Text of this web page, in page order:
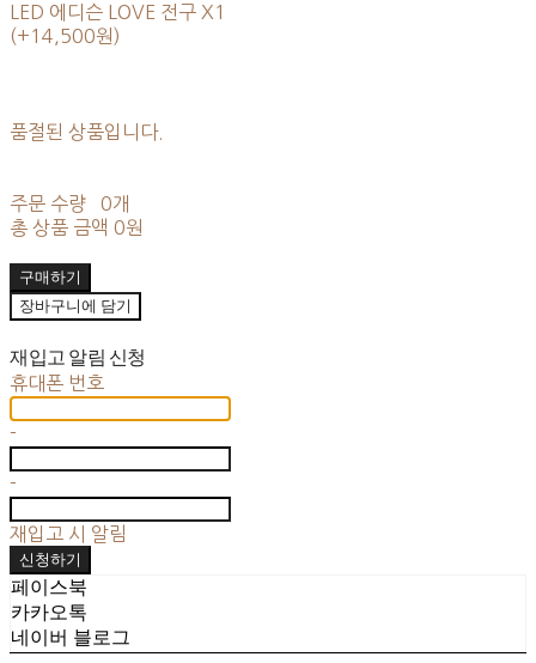
LED 에디슨 LOVE 전구 X1
(+14,500원)
품절된 상품입니다.
주문 수량
0개
총 상품 금액 0원
구매하기
장바구니에 담기
재입고 알림 신청
휴대폰 번호
-
-
재입고 시 알림
신청하기
페이스북
카카오톡
네이버 블로그